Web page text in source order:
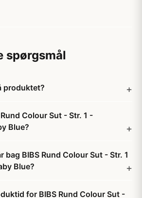
spørgsmål
produktet?
Colour Sut - Str. 1 -
Blue?
BIBS Rund Colour Sut - Str. 1
Blue?
for BIBS Rund Colour Sut -